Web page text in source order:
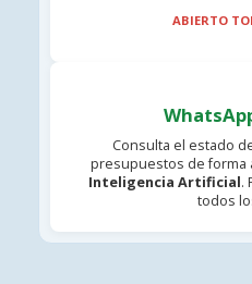
ABIERTO
Consulta el estado
presupuestos de forma
Inteligencia Artificial.
todos